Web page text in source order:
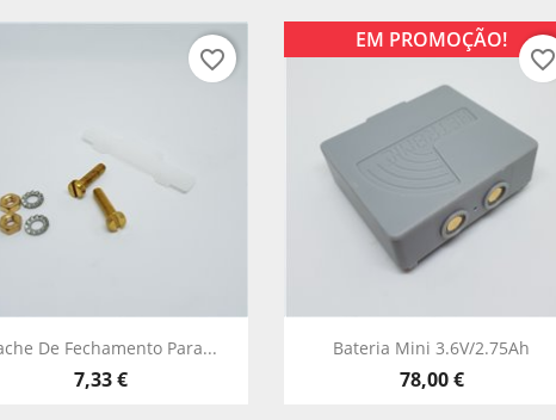
 Vista rápida
De Fechamento Para...
7,33 €
favorite_border
 Vista rápida
Bateria Mini 3.6V/2.75Ah
78,00 €
EM PROMOÇÃO!
favorite_border